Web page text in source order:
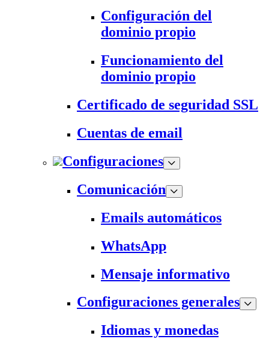
Configuración del
dominio propio
Funcionamiento del
dominio propio
Certificado de seguridad SSL
Cuentas de email
Configuraciones
Comunicación
Emails automáticos
WhatsApp
Mensaje informativo
Configuraciones generales
Idiomas y monedas